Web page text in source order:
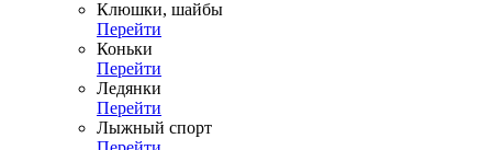
Клюшки, шайбы
Перейти
Коньки
Перейти
Ледянки
Перейти
Лыжный спорт